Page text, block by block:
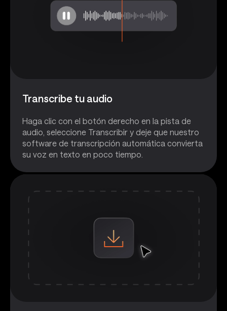
Transcribe tu audio
Haga clic con el botón derecho en la pista de
audio, seleccione Transcribir y deje que nuestro
software de transcripción automática convierta
su voz en texto en poco tiempo.